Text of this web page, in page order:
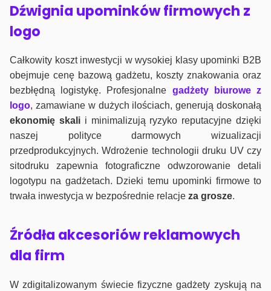
Dźwignia upominków firmowych z
logo
Całkowity koszt inwestycji w wysokiej klasy upominki B2B
obejmuje cenę bazową gadżetu, koszty znakowania oraz
bezbłędną logistykę. Profesjonalne gadżety biurowe z
logo, zamawiane w dużych ilościach, generują doskonałą
ekonomię skalii minimalizują ryzyko reputacyjne dzięki
naszej polityce darmowych wizualizacji
przedprodukcyjnych. Wdrożenie technologii druku UV czy
sitodruku zapewnia fotograficzne odwzorowanie detali
logotypu na gadżetach. Dzieki temu upominki firmowe to
trwała inwestycja w bezpośrednie relacje za grosze.
Źródła akcesoriów reklamowych
dla firm
W zdigitalizowanym świecie fizyczne gadżety zyskują na